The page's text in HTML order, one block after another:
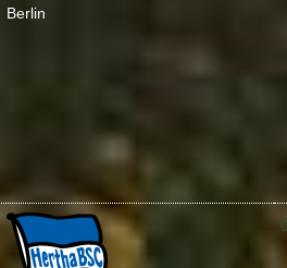
Berlin
: